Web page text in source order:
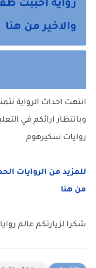
رواية أحببت
والاخير من هنا
انتهت احداث الرواية
وبانتظار ارائكم في
روايات سكيرهوم
للمزيد من الروايات
من هنا
شكرا لزيارتكم عالم